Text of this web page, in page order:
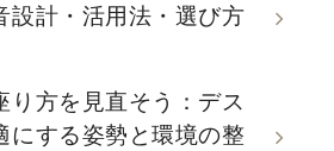
設計・活用法・選び方
り方を見直そう：デス
にする姿勢と環境の整